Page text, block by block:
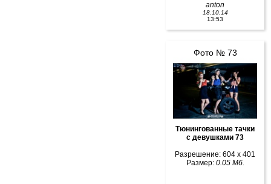
anton
18.10.14
13:53
Фото № 73
Тюнингованные тачки
с девушками 73
Разрешение: 604 x 401
Размер: 0.05 Мб.